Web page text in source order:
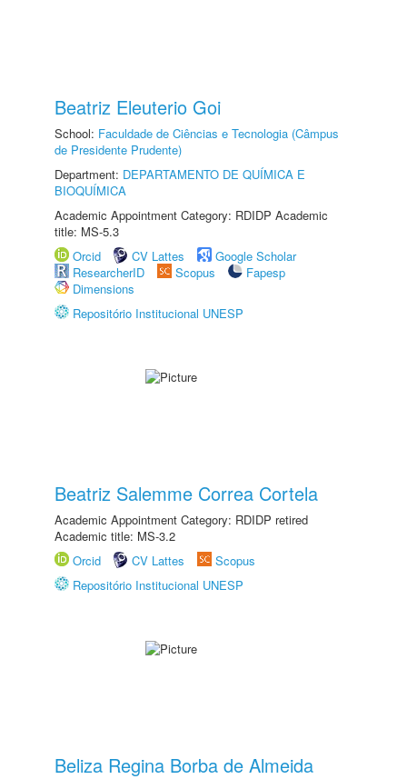
Beatriz Eleuterio Goi
School: Faculdade de Ciências e Tecnologia (Câmpus
de Presidente Prudente)
Department: DEPARTAMENTO DE QUÍMICA E
BIOQUÍMICA
Academic Appointment Category: RDIDP Academic
title: MS-5.3
Orcid
CV Lattes
Google Scholar
ResearcherID
Scopus
Fapesp
Dimensions
Repositório Institucional UNESP
Beatriz Salemme Correa Cortela
Academic Appointment Category: RDIDP retired
Academic title: MS-3.2
Orcid
CV Lattes
Scopus
Repositório Institucional UNESP
Beliza Regina Borba de Almeida